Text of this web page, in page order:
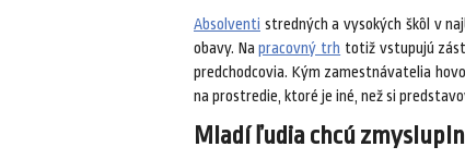
Absolventi stredných a vysokých škôl v
obavy. Napracovný trh totiž vstupujú
predchodcovia. Kým zamestnávatelia
na prostredie, ktoré je iné, než si
Mladí ľudia chcú